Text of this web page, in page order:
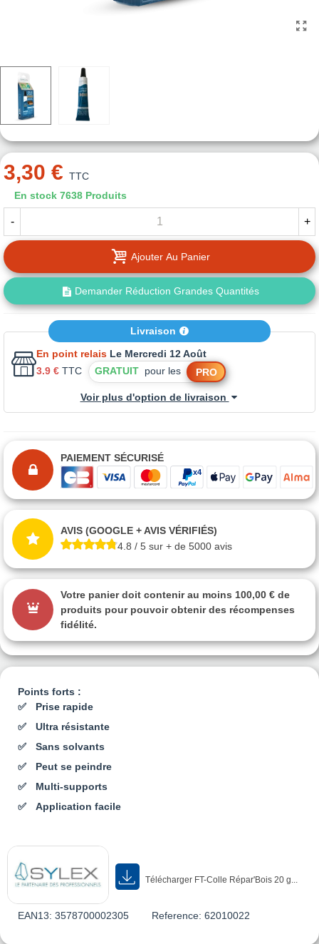
Points forts :
Prise rapide
Ultra résistante
Sans solvants
Peut se peindre
Multi-supports
Application facile
Télécharger FT-Colle Répar'Bois 20 g...
EAN13: 3578700002305 Reference: 62010022
3,30 € TTC
En stock 7638 Produits
- +
Ajouter Au Panier
Demander Réduction Grandes Quantités
Livraison
En point relais Le Mercredi 12 Août
3.9 € TTC GRATUIT pour les PRO
Voir plus d'option de livraison
PAIEMENT SÉCURISÉ
AVIS (GOOGLE + AVIS VÉRIFIÉS)
4.8 / 5 sur + de 5000 avis
Votre panier doit contenir au moins 100,00 € de
produits pour pouvoir obtenir des récompenses
fidélité.